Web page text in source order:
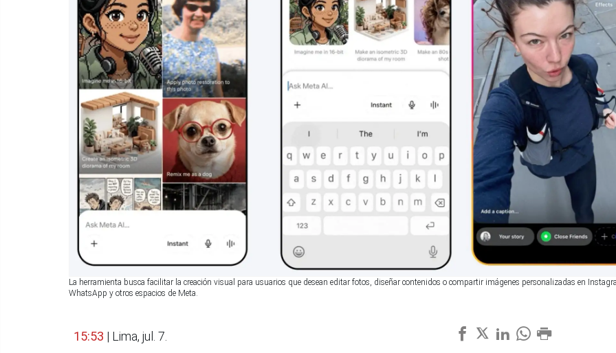
La herramienta busca facilitar la creación visual para usuarios que desean editar fotos, diseñar contenidos o compartir imágenes personalizadas en
WhatsApp y otros espacios de Meta.
15:53 | Lima, jul. 7.